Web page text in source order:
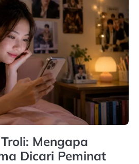
Mengapa
Dicari Peminat